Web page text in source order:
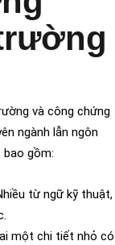
và công chứng
ngành lẫn ngôn
bao gồm:
từ ngữ kỹ thuật,
một chi tiết nhỏ có